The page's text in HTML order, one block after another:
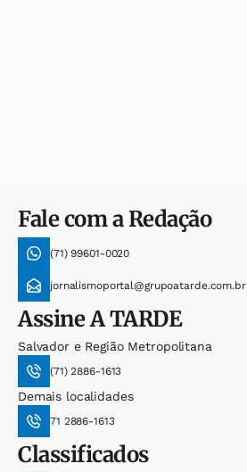
Fale com a Redação
(71) 99601-0020
jornalismoportal@grupoatarde.com.br
AssineA TARDE
Salvador e Região Metropolitana
(71) 2886-1613
Demais localidades
71 2886-1613
Classificados